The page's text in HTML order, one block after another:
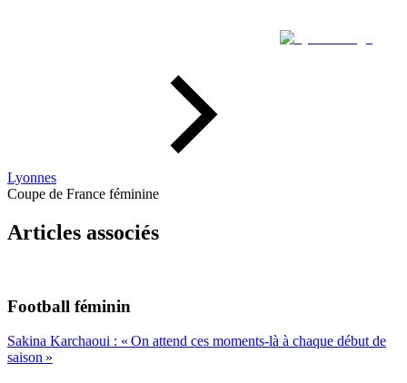
Lyonnes
Coupe de France féminine
Articles associés
Football féminin
Sakina Karchaoui : « On attend ces moments-là à chaque début de
saison »